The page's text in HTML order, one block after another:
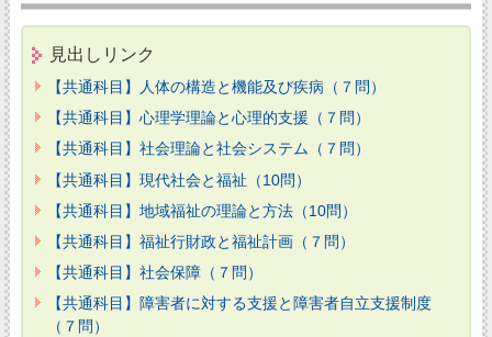
見出しリンク
【共通科目】人体の構造と機能及び疾病（７問）
【共通科目】心理学理論と心理的支援（７問）
【共通科目】社会理論と社会システム（７問）
【共通科目】現代社会と福祉（10問）
【共通科目】地域福祉の理論と方法（10問）
【共通科目】福祉行財政と福祉計画（７問）
【共通科目】社会保障（７問）
【共通科目】障害者に対する支援と障害者自立支援制度
（７問）